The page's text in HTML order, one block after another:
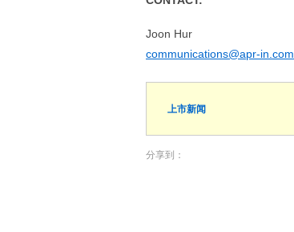
Joon Hur
communications@apr-in.com
上市新闻
分享到：